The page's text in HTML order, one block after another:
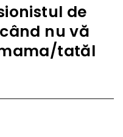
de
nu vă
tatăl